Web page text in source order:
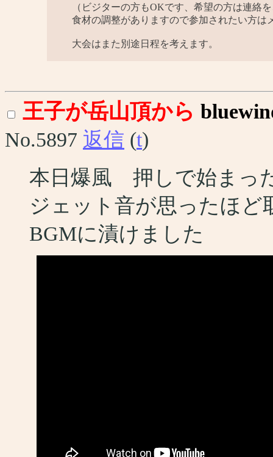
（ビジターの方もOKです、希望の方は連絡
食材の調整がありますので参加されたい方
大会はまた別途日程を考えます。
王子が岳山頂から
No.5897 返信 (t)
本日爆風 押しで始まっ
ジェット音が思ったほど
BGMに漬けました